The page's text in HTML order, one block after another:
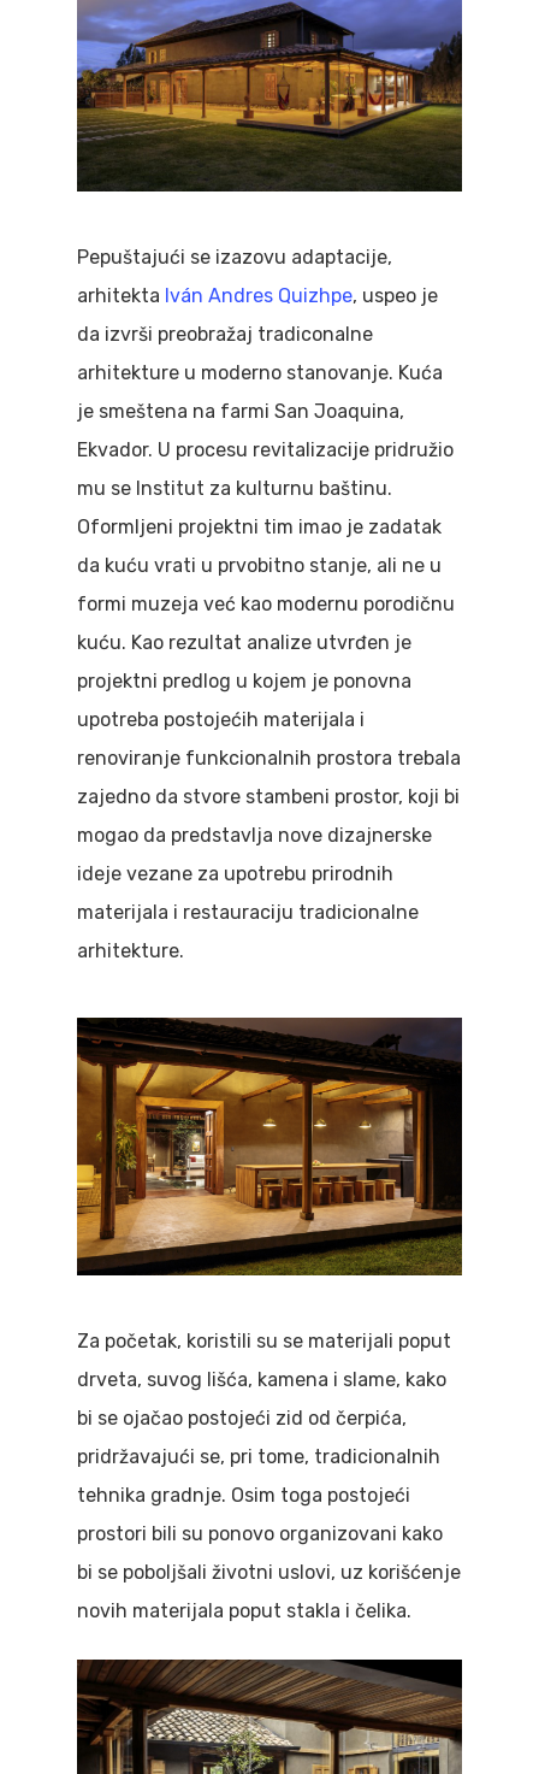
Pepuštajući se izazovu adaptacije,
arhitekta Iván Andres Quizhpe, uspeo je
da izvrši preobražaj tradiconalne
arhitekture u moderno stanovanje. Kuća
je smeštena na farmi San Joaquina,
Ekvador. U procesu revitalizacije pridružio
mu se Institut za kulturnu baštinu.
Oformljeni projektni tim imao je zadatak
da kuću vrati u prvobitno stanje, ali ne u
formi muzeja već kao modernu porodičnu
kuću. Kao rezultat analize utvrđen je
projektni predlog u kojem je ponovna
upotreba postojećih materijala i
renoviranje funkcionalnih prostora trebala
zajedno da stvore stambeni prostor, koji bi
mogao da predstavlja nove dizajnerske
ideje vezane za upotrebu prirodnih
materijala i restauraciju tradicionalne
arhitekture.
Za početak, koristili su se materijali poput
drveta, suvog lišća, kamena i slame, kako
bi se ojačao postojeći zid od čerpića,
pridržavajući se, pri tome, tradicionalnih
tehnika gradnje. Osim toga postojeći
prostori bili su ponovo organizovani kako
bi se poboljšali životni uslovi, uz korišćenje
novih materijala poput stakla i čelika.